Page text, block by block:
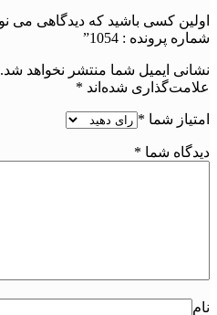
شماره پرونده : 1054”
نشانی ایمیل شما منتشر نخواهد شد.
علامت‌گذاری شده‌اند *
امتیاز شما *
دیدگاه شما *
نام